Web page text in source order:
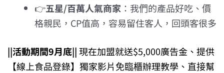
👉五星/百萬人氣商家 ：我們的產品好吃、價
格親民，CP值高，容易留住客人，回頭客很多
||活動期間9月底||現在加盟就送$5,000廣告金、提供
【線上食品登錄】獨家影片免臨櫃辦理教學、直接幫